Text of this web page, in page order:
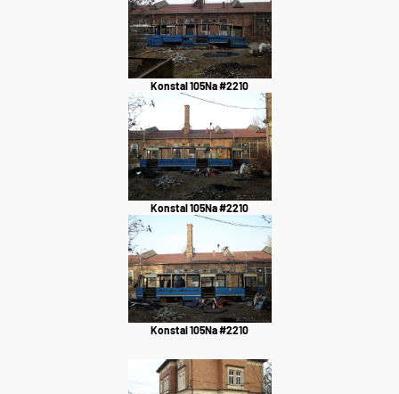
Konstal 105Na #2210
Konstal 105Na #2210
Konstal 105Na #2210